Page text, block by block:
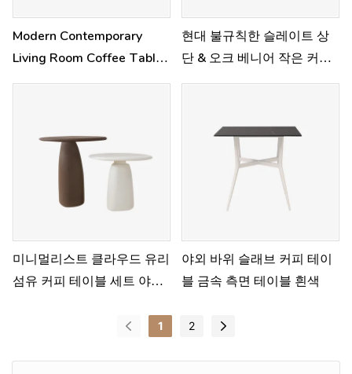
Modern Contemporary
Living Room Coffee Table
Set
현대 불규칙한 슬레이트 상
단 & 오크 베니어 작은 커피
테이블
미니멀리스트 클라우드 유리
섬유 커피 테이블 세트 야외
야외 바위 슬래브 커피 테이
블 금속 측면 테이블 흰색
1 2